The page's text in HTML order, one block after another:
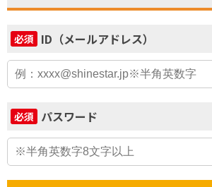
必須 ID（メールアドレス）
必須 パスワード